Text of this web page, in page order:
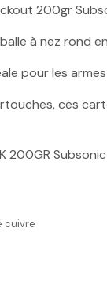
200gr
à nez rond
pour les
ces
cuivre